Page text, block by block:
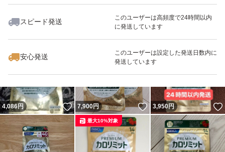
スピード発送
このユーザーは高頻度で24時間以内
に発送しています
安心発送
このユーザーは設定した発送日数内に
発送しています
いいね！
7,280
4,086円 いいね！
7,900円 いいね！
3,950円
最大10%対象